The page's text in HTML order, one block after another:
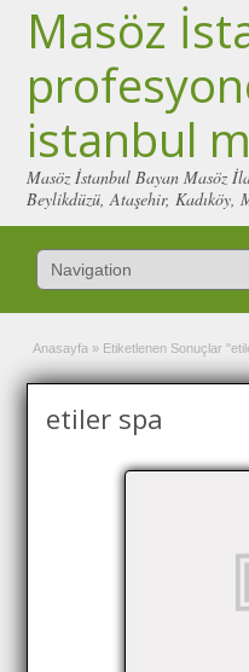
Masöz
istanbul
Masöz İstanbul Bayan Masöz
Beylikdüzü, Ataşehir, Kadıköy,
Anasayfa » Etiketlenen Sonuçlar
etiler spa